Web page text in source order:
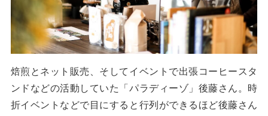
焙煎とネット販売、そしてイベントで出張コーヒースタ
ンドなどの活動していた「パラディーゾ」後藤さん。時
折イベントなどで目にすると行列ができるほど後藤さん